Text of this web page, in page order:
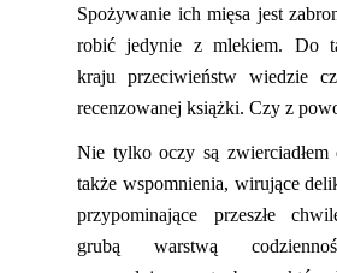
Spożywanie ich mięsa jest
robić jedynie z mlekiem. Do
kraju przeciwieństw wiedzie
recenzowanej książki. Czy z
Nie tylko oczy są zwierciadłem
także wspomnienia, wirujące
przypominające przeszłe
grubą warstwą